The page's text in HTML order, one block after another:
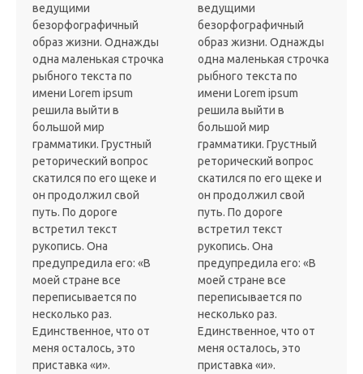
ведущими
безорфографичный
образ жизни. Однажды
одна маленькая строчка
рыбного текста по
имени Lorem ipsum
решила выйти в
большой мир
грамматики. Грустный
реторический вопрос
скатился по его щеке и
он продолжил свой
путь. По дороге
встретил текст
рукопись. Она
предупредила его: «В
моей стране все
переписывается по
несколько раз.
Единственное, что от
меня осталось, это
приставка «и».
ведущими
безорфографичный
образ жизни. Однажды
одна маленькая строчка
рыбного текста по
имени Lorem ipsum
решила выйти в
большой мир
грамматики. Грустный
реторический вопрос
скатился по его щеке и
он продолжил свой
путь. По дороге
встретил текст
рукопись. Она
предупредила его: «В
моей стране все
переписывается по
несколько раз.
Единственное, что от
меня осталось, это
приставка «и».